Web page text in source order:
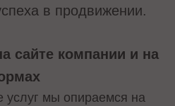
в продвижении.
сайте компании и на
услуг мы опираемся на